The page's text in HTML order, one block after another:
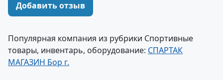
Добавить отзыв
Популярная компания из рубрики Спортивные
товары, инвентарь, оборудование: СПАРТАК
МАГАЗИН Бор г.